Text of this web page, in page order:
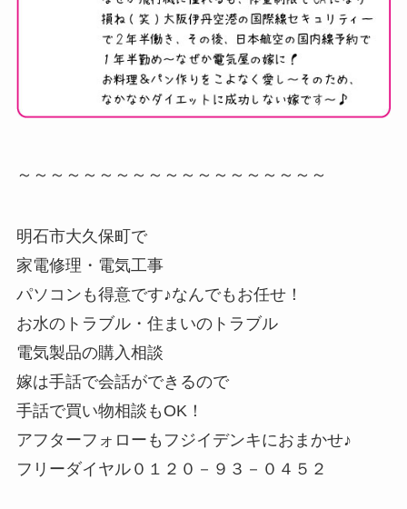
～～～～～～～～～～～～～～～～～～～
明石市大久保町で
家電修理・電気工事
パソコンも得意です♪なんでもお任せ！
お水のトラブル・住まいのトラブル
電気製品の購入相談
嫁は手話で会話ができるので
手話で買い物相談もOK！
アフターフォローもフジイデンキにおまかせ♪
フリーダイヤル０１２０－９３－０４５２